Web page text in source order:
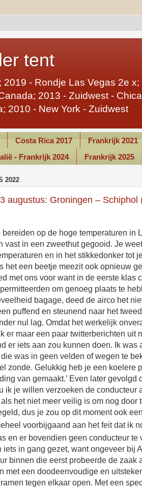
tent
- Rondje Las Vegas 2e
2013 - Zuidwest -
2010 - New York - Zuidwest
Costa Rica 2017 Frankrijk 2021
- Frankrijk 2024 Frankrijk 2025
2022
augustus: Groningen – Schiphol
op de hoge temperaturen in
vast in een zweethut gegooid. Je
en in het stikkedonker tot
het een beetje meezit ook opnieuw
met ons voor want in de eerste klas
om genoeg plaats te
bagage, deed de airco het
puffend en steunend naar het
nul lag. Omdat het werkelijk
er maar een paar twitterberichten uit
er iets aan zou kunnen doen. Ik was
was in geen velden of wegen te
zonde. Gelukkig heb je een koelere
van gemaakt.’ Even later gevolgd
ik je willen verzoeken de conducteur
het niet meer veilig is om nog door
dus je zou op dit moment ook
voorbijgaand aan het feit dat ik
en er bovendien geen conducteur te
iets in gang gezet, want ongeveer bij
binnen die eerst probeerde de zaak
met een doodeenvoudige en
tegen elkaar open. Met een